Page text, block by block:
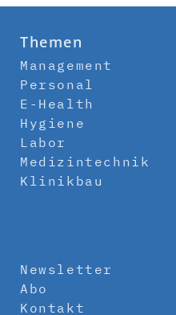
Themen
Management
Personal
E-Health
Hygiene
Labor
Medizintechnik
Klinikbau
Newsletter
Abo
Kontakt